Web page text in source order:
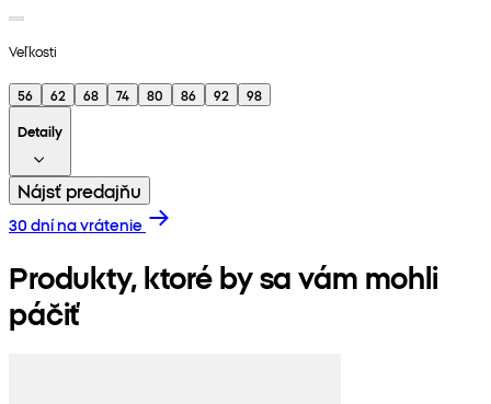
Veľkosti
56 62 68 74 80 86 92
98
Detaily
Nájsť predajňu
30 dní na vrátenie
Produkty, ktoré by sa vám mohli
páčiť